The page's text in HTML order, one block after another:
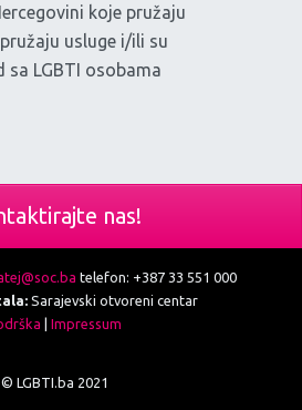
koje pružaju
usluge i/ili su
sa LGBTI osobama
nas!
telefon: +387 33 551 000
Sarajevski otvoreni centar
| Impressum
© LGBTI.ba 2021